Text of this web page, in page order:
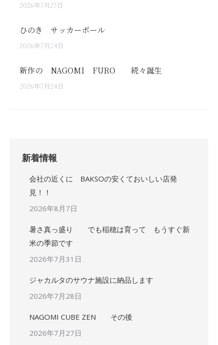
2026年7月27日
ひのき サッカーボール
2026年7月24日
新作の NAGOMI FURO 続々誕生
2026年7月24日
新着情報
会社の近くに BAKSOの安くておいしい店発
見！！
2026年8月7日
暑さ真っ盛り でも稲穂は育って もうすぐ新
米の季節です
2026年7月31日
ジャカルタのサウナ施設に納品します
2026年7月28日
NAGOMI CUBE ZEN その後
2026年7月27日